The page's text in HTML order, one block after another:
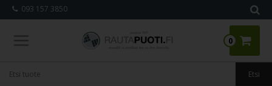
093 157 3850
0